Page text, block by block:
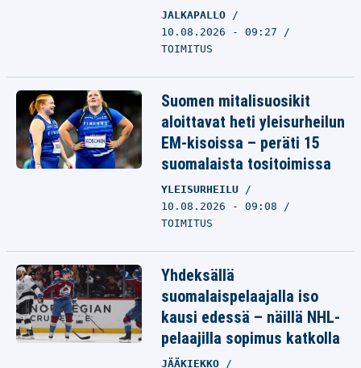
JALKAPALLO
10.08.2026 - 09:27
TOIMITUS
Suomen mitalisuosikit
aloittavat heti yleisurheilun
EM-kisoissa – peräti 15
suomalaista tositoimissa
YLEISURHEILU
10.08.2026 - 09:08
TOIMITUS
Yhdeksällä
suomalaispelaajalla iso
kausi edessä – näillä NHL-
pelaajilla sopimus katkolla
JÄÄKIEKKO